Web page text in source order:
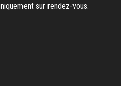
sur rendez-vous.